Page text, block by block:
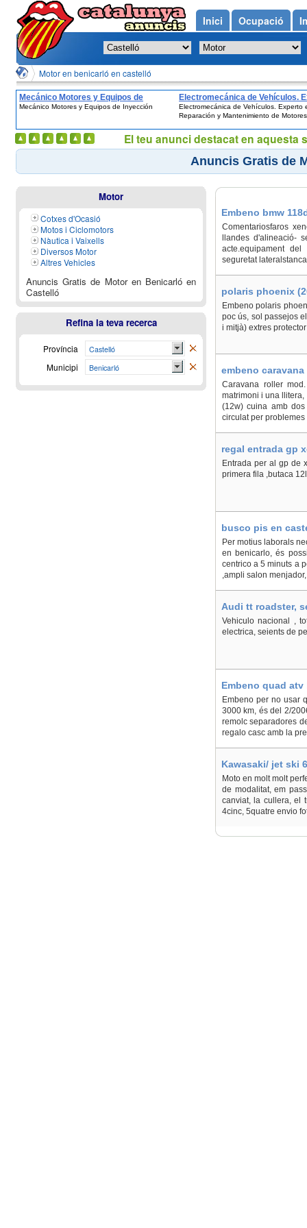
Motor en benicarló en castelló
Mecánico Motores y Equipos de
Inyección
Mecánico Motores y Equipos de Inyección
Electromecánica de Vehículos.
en Reparación y Mantenimiento
Motores
Electromecánica de Vehículos. Experto
Reparación y Mantenimiento de Motores
Anuncis Gratis de
Embeno bmw
Comentariosfaros
llandes d'alineació-
acte.equipament
seguretat
polaris phoenix
Embeno polaris
poc ús, sol passejos
i mitjà) extres
embeno
Caravana roller
matrimoni i una
(12w) cuina amb
circulat per
regal entrada gp
boli bic - En
Entrada per al gp de
primera fila ,butaca
busco pis en
Per motius laborals
en benicarlo, és
centrico a 5 minuts a
,ampli salon
Audi tt roadster,
Vehiculo nacional ,
electrica, seients de
Embeno quad
Embeno per no usar
3000 km, és del 2/
remolc separadores
regalo casc amb la
Kawasaki/ jet ski
Moto en molt molt
de modalitat, em
canviat, la cullera, el
4cinc, 5quatre envio
Motor
Cotxes d'Ocasió
Motos i Ciclomotors
Nàutica i Vaixells
Diversos Motor
Altres Vehicles
Anuncis Gratis de Motor en Benicarló en
Castelló
Refina la teva recerca
Província Castelló
Municipi Benicarló
Inici Ocupació
El teu anunci destacat en aquesta